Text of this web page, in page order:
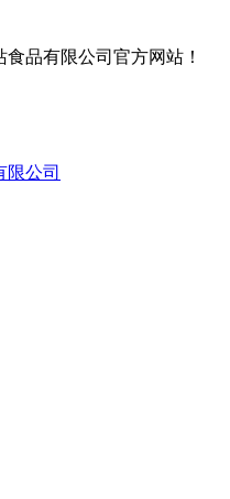
品有限公司官方网站！